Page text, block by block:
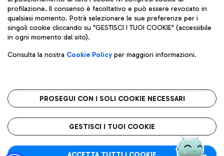
Gelateria
Wine Bar & Sparkling
Raggiungi l’aeroporto senza pensieri con il servizio di taxi a
Ristoranti
Scopri la nostra offerta per una pausa gustosa in aeroporto
Mappa Aeroporto Fiumicino
IVA 06572251004
Capitale sociale 62.224.743,00 int. vers.
Sede legale: Via Pier Paolo Racchetti 1 - 00054 Fiumicino (RM)
telefono +39 06 65951
Privacy policy
Note legali
Roma FCO
L'aeroporto stellato
profilazione. Il consenso è facoltativo e può essere revocato in
qualsiasi momento. Potrà selezionare le sue preferenze per i
singoli cookie cliccando su "GESTISCI I TUOI COOKIE" (accessibile
in ogni momento dal sito).
Consulta la nostra Cookie Policyper maggiori informazioni.
PROSEGUI CON I SOLI COOKIE NECESSARI
GESTISCI I TUOI COOKIE